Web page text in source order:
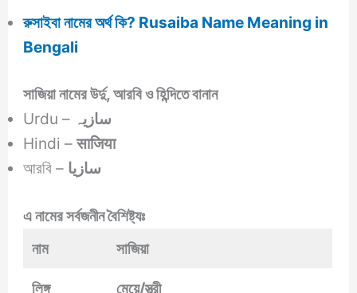
রুসাইবা নামের অর্থ কি? Rusaiba Name Meaning in
Bengali
সাজিয়া নামের উর্দু, আরবি ও হিন্দিতে বানান
Urdu – سازیہ
Hindi –साजिया
আরবি – سازيا
এ নামের সর্বজনীন বৈশিষ্ট্যঃ
নাম
সাজিয়া
লিঙ্গ মেয়ে/স্ত্রী